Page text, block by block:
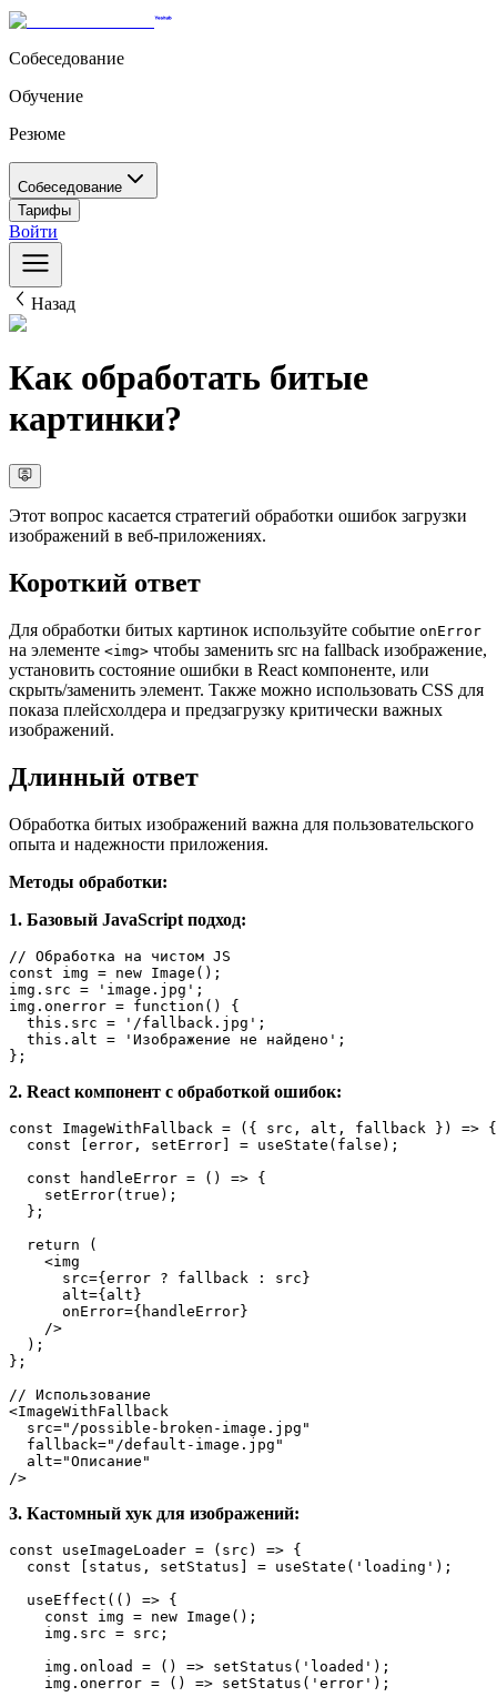
Собеседование
Обучение
Резюме
Собеседование
Тарифы
Войти
Назад
Как обработать битые
картинки?
Этот вопрос касается стратегий обработки ошибок загрузки
изображений в веб-приложениях.
Короткий ответ
Для обработки битых картинок используйте событие onError
на элементе <img> чтобы заменить src на fallback изображение,
установить состояние ошибки в React компоненте, или
скрыть/заменить элемент. Также можно использовать CSS для
показа плейсхолдера и предзагрузку критически важных
изображений.
Длинный ответ
Обработка битых изображений важна для пользовательского
опыта и надежности приложения.
Методы обработки:
1. Базовый JavaScript подход:
// Обработка на чистом JS
const img = new Image ();
img. src = 'image.jpg' ;
img. onerror = function ( ) {
this . src = '/fallback.jpg' ;
this . alt = 'Изображение не найдено' ;
};
2. React компонент с обработкой ошибок:
const ImageWithFallback = ( { src, alt, fallback } ) => {
const [error, setError] = useState ( false );
const
handleError = ( ) => {
setError( true );
  };
return (
<img
src={error ? fallback : src }
alt={alt}
onError={handleError}
    />
  );
};
// Использование
<ImageWithFallback
src="/possible-broken-image.jpg"
fallback="/default-image.jpg"
alt="Описание"
/>
3. Кастомный хук для изображений:
const useImageLoader = ( src ) => {
const [status, setStatus] = useState ( 'loading' );
useEffect ( () => {
const img = new Image ();
    img.
src = src;
    img.
onload = () => setStatus ( 'loaded' );
    img.
onerror = () => setStatus ( 'error' );